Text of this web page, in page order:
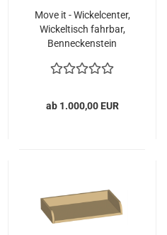
Move it - Wickelcenter,
Wickeltisch fahrbar,
Benneckenstein
ab 1.000,00 EUR